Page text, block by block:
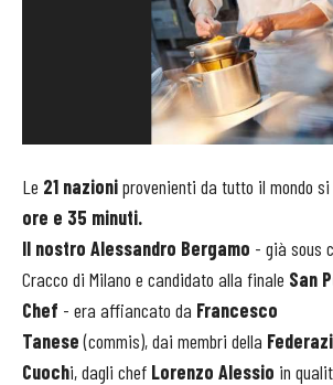
Le 21 nazioniprovenienti da tutto il mondo
ore e 35 minuti.
Il nostro Alessandro Bergamo - già sous
Cracco di Milano e candidato alla finale San
Chef - era affiancato da Francesco
Tanese(commis), dai membri della
Cuochi, dagli chef Lorenzo Alessio in